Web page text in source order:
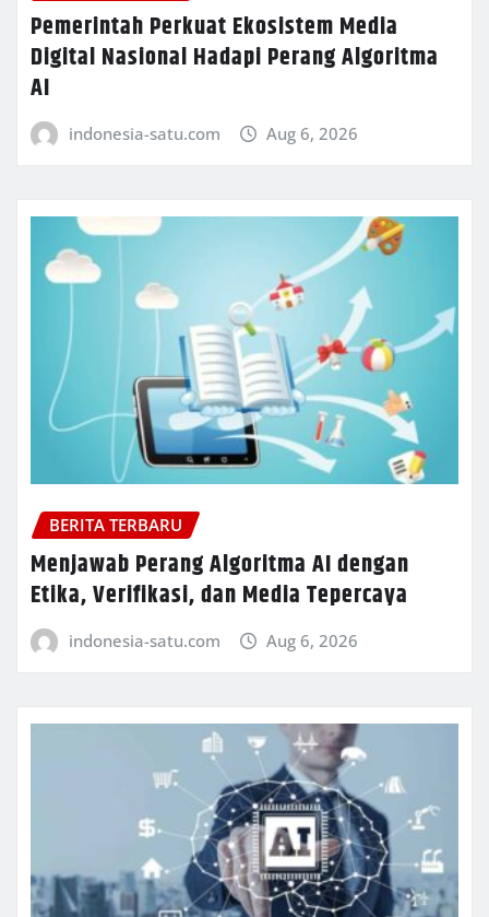
Pemerintah Perkuat Ekosistem Media
Digital Nasional Hadapi Perang Algoritma
AI
indonesia-satu.com Aug 6, 2026
BERITA TERBARU
Menjawab Perang Algoritma AI dengan
Etika, Verifikasi, dan Media Tepercaya
indonesia-satu.com Aug 6, 2026